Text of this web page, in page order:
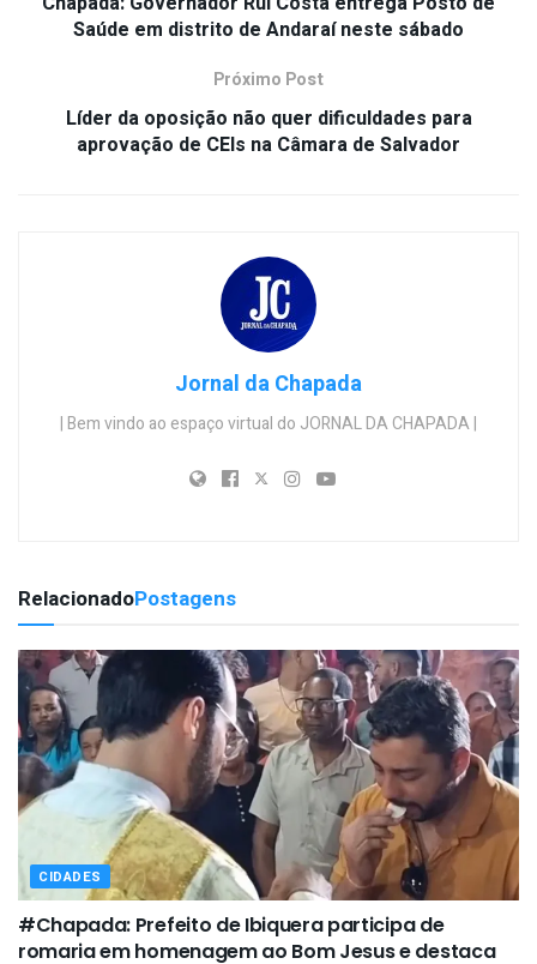
Saúde em distrito de Andaraí neste sábado
Próximo Post
Líder da oposição não quer dificuldades para
aprovação de CEIs na Câmara de Salvador
Jornal da Chapada
| Bem vindo ao espaço virtual do JORNAL DA CHAPADA |
RelacionadoPostagens
CIDADES
#Chapada: Prefeito de Ibiquera participa de
romaria em homenagem ao Bom Jesus e destaca